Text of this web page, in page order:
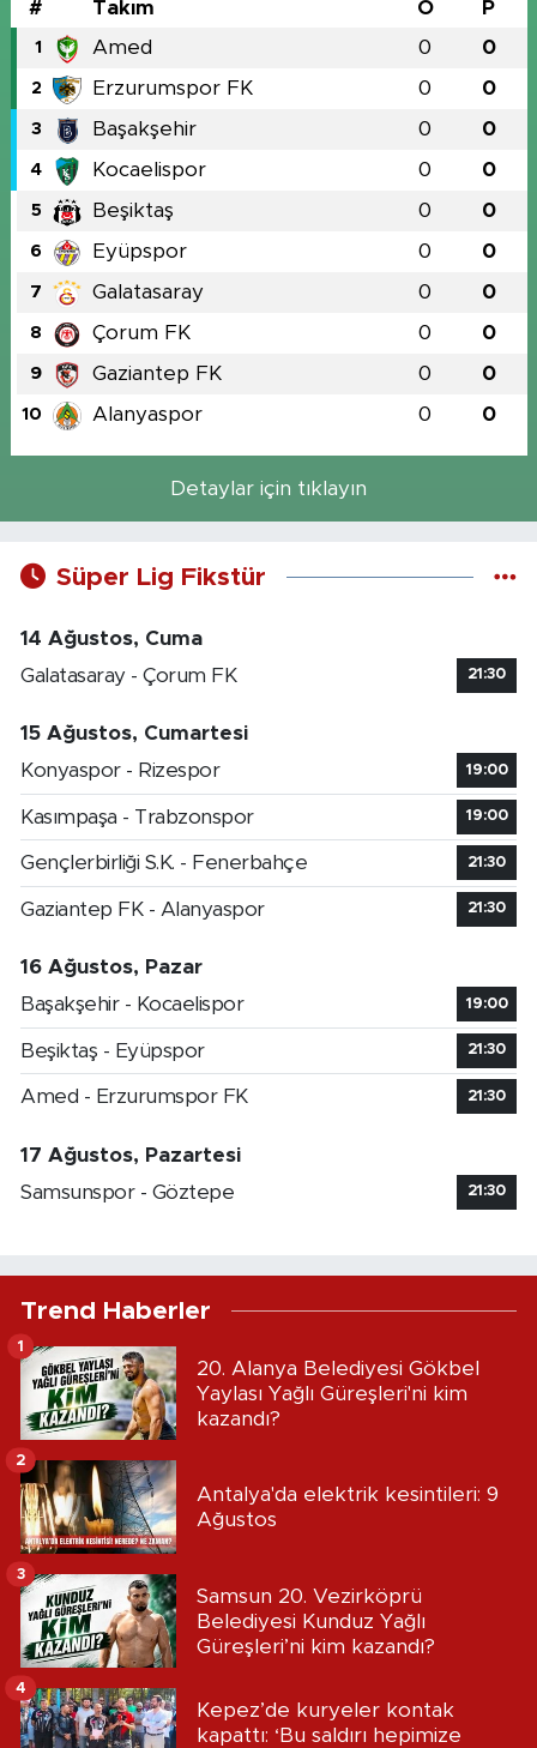
# Takım O P
1 Amed 0 0
2 Erzurumspor FK 0 0
3 Başakşehir 0 0
4 Kocaelispor 0 0
5 Beşiktaş 0 0
6 Eyüpspor 0 0
7 Galatasaray 0 0
8 Çorum FK 0 0
9 Gaziantep FK 0 0
10 Alanyaspor 0 0
Detaylar için tıklayın
Süper Lig Fikstür
14 Ağustos, Cuma
Galatasaray - Çorum FK
21:30
15 Ağustos, Cumartesi
Konyaspor - Rizespor
19:00
Kasımpaşa - Trabzonspor 19:00
Gençlerbirliği S.K. - Fenerbahçe 21:30
Gaziantep FK - Alanyaspor 21:30
16 Ağustos, Pazar
Başakşehir - Kocaelispor
19:00
Beşiktaş - Eyüpspor 21:30
Amed - Erzurumspor FK 21:30
17 Ağustos, Pazartesi
Samsunspor - Göztepe
21:30
Trend Haberler
20. Alanya Belediyesi Gökbel
Yaylası Yağlı Güreşleri'ni kim
kazandı?
1
Antalya'da elektrik kesintileri: 9
Ağustos
2
Samsun 20. Vezirköprü
Belediyesi Kunduz Yağlı
Güreşleri’ni kim kazandı?
3
Kepez’de kuryeler kontak
kapattı: ‘Bu saldırı hepimize
4